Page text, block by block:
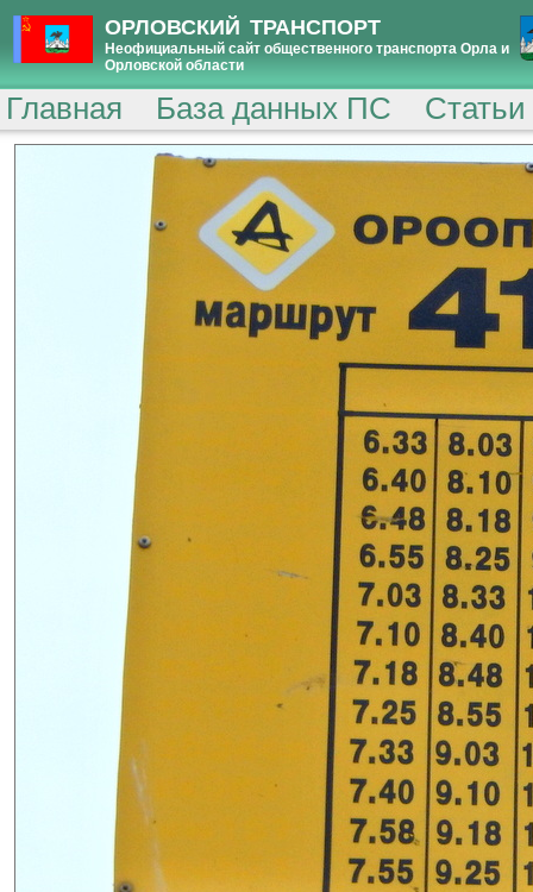
ОРЛОВСКИЙ ТРАНСПОРТ
Неофициальный сайт общественного транспорта Орла и
Орловской области
Главная База данных ПС